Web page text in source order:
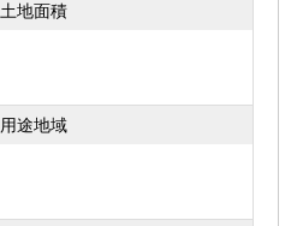
土地面積
用途地域